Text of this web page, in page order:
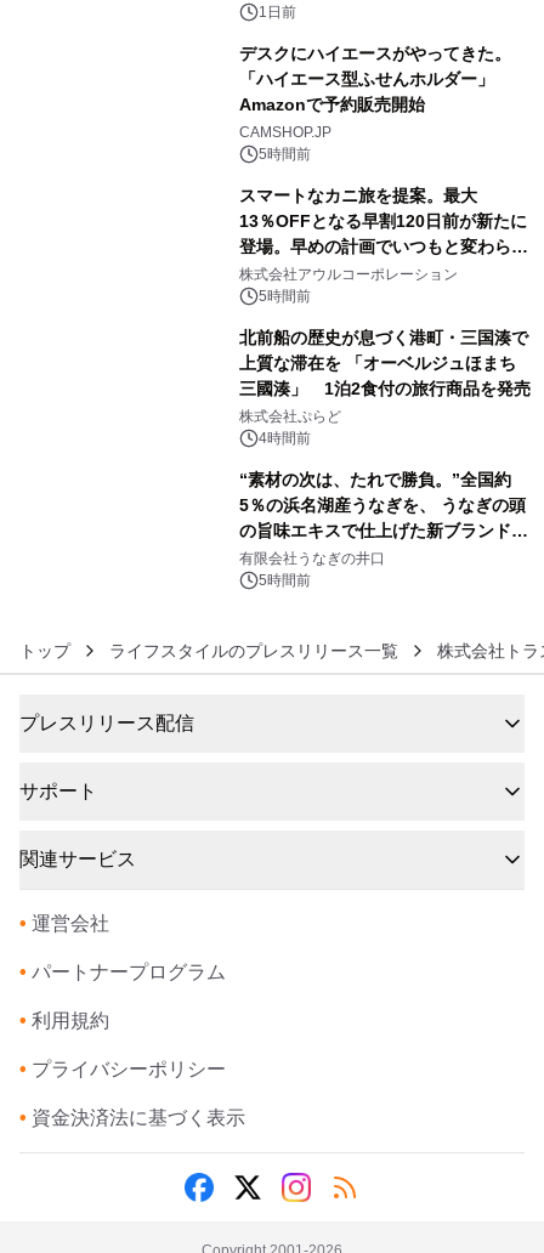
ボグッズも発売決定！
1日前
デスクにハイエースがやってきた。
「ハイエース型ふせんホルダー」
Amazonで予約販売開始
CAMSHOP.JP
5時間前
スマートなカニ旅を提案。最大
13％OFFとなる早割120日前が新たに
登場。早めの計画でいつもと変わらぬ
大人の冬旅を。ー夕日ヶ浦温泉「佳松
苑 別邸ふうか」ー
株式会社アウルコーポレーション
5時間前
北前船の歴史が息づく港町・三国湊で
上質な滞在を 「オーベルジュほまち
三國湊」 1泊2食付の旅行商品を発売
株式会社ぷらど
4時間前
“素材の次は、たれで勝負。”全国約
5％の浜名湖産うなぎを、 うなぎの頭
の旨味エキスで仕上げた新ブランド
「井口の誉」誕生
有限会社うなぎの井口
5時間前
トップ ライフスタイルのプレスリリース一覧 株式会社トラ
プレスリリース配信
サポート
関連サービス
• 運営会社
• パートナープログラム
• 利用規約
• プライバシーポリシー
• 資金決済法に基づく表示